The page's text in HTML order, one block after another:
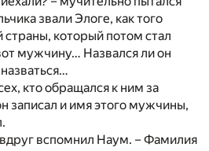
звали Элоге, как того
страны, который потом стал
мужчину… Назвался ли он
кто обращался к ним за
записал и имя этого мужчины,
вспомнил Наум. – Фамилия